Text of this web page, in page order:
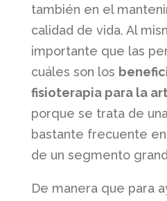
también en el
calidad de vida. Al
importante que las
cuáles son los
fisioterapia para la
porque se trata de
bastante frecuente
de un segmento
De manera que para